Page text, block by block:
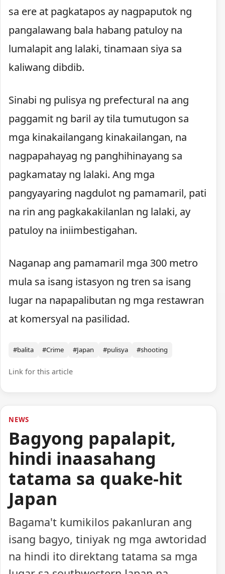
sa ere at pagkatapos ay nagpaputok ng
pangalawang bala habang patuloy na
lumalapit ang lalaki, tinamaan siya sa
kaliwang dibdib.
Sinabi ng pulisya ng prefectural na ang
paggamit ng baril ay tila tumutugon sa
mga kinakailangang kinakailangan, na
nagpapahayag ng panghihinayang sa
pagkamatay ng lalaki. Ang mga
pangyayaring nagdulot ng pamamaril, pati
na rin ang pagkakakilanlan ng lalaki, ay
patuloy na iniimbestigahan.
Naganap ang pamamaril mga 300 metro
mula sa isang istasyon ng tren sa isang
lugar na napapalibutan ng mga restawran
at komersyal na pasilidad.
#balita #Crime #Japan #pulisya #shooting
Link for this article
NEWS
Bagyong papalapit,
hindi inaasahang
tatama sa quake-hit
Japan
Bagama't kumikilos pakanluran ang
isang bagyo, tiniyak ng mga awtoridad
na hindi ito direktang tatama sa mga